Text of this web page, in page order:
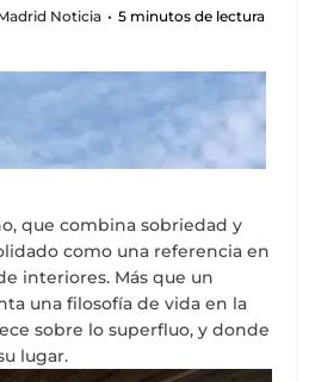
Noticia 5 minutos de lectura
que combina sobriedad y
como una referencia en
interiores. Más que un
una filosofía de vida en la
sobre lo superfluo, y donde
lugar.